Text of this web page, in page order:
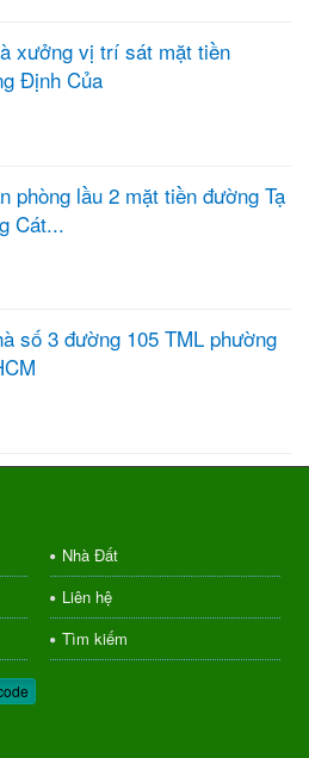
xưởng vị trí sát mặt tiền
Định Của
phòng lầu 2 mặt tiền đường Tạ
Cát...
số 3 đường 105 TML phường
Nhà Đất
Liên hệ
Tìm kiếm